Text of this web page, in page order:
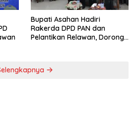
Bupati Asahan Hadiri
Rakerda DPD PAN dan
Pelantikan Relawan, Dorong